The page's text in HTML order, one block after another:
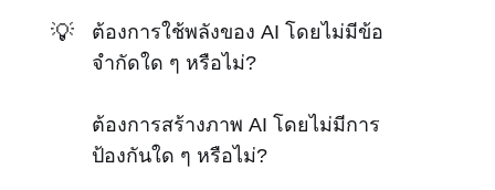
💡
ต้องการใช้พลังของ AI โดยไม่มีข้อ
จำกัดใด ๆ หรือไม่?
ต้องการสร้างภาพ AI โดยไม่มีการ
ป้องกันใด ๆ หรือไม่?